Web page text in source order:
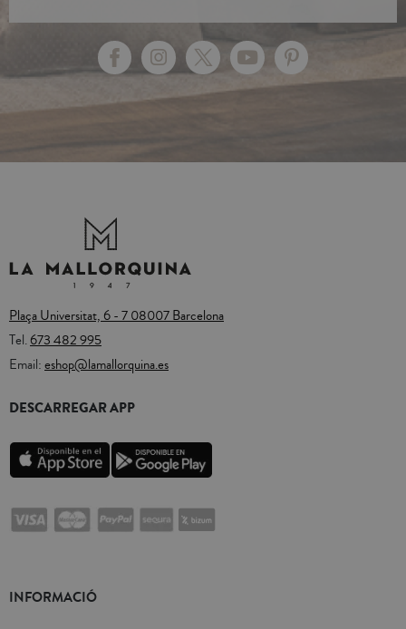
Plaça Universitat, 6 - 7 08007 Barcelona
Tel.673 482 995
Email:eshop@lamallorquina.es
DESCARREGAR APP
INFORMACIÓ